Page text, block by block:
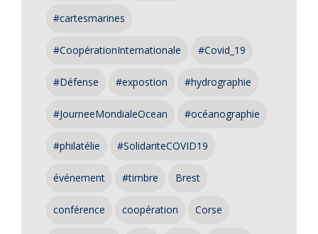
#cartesmarines
#CoopérationInternationale #Covid_19
#Défense #expostion #hydrographie
#JourneeMondialeOcean #océanographie
#philatélie #SolidariteCOVID19
événement #timbre Brest
conférence coopération Corse